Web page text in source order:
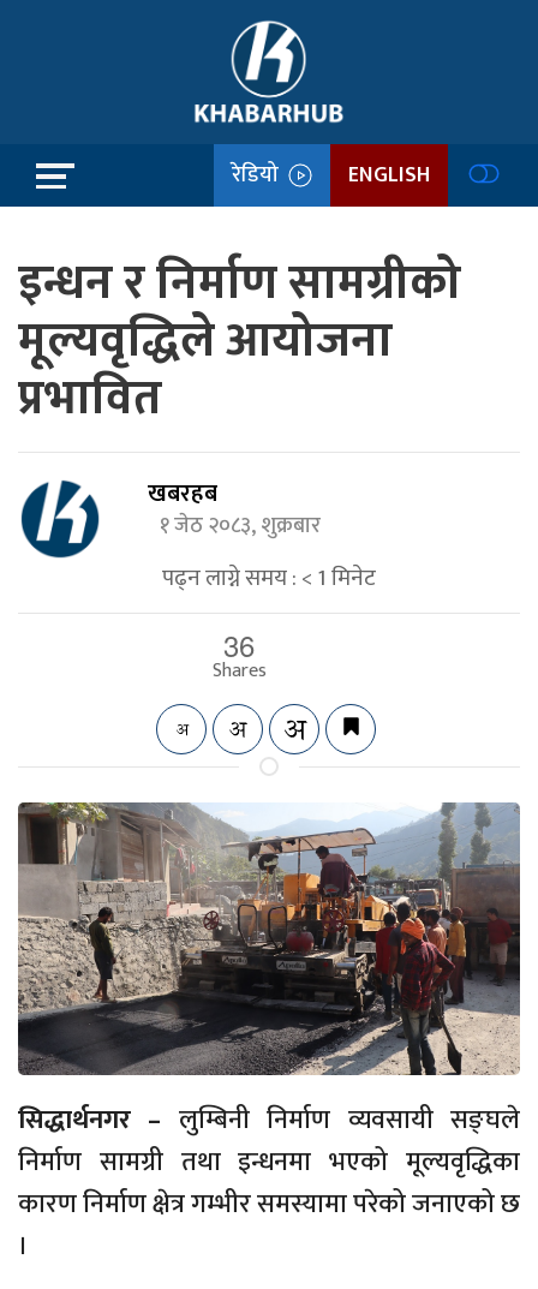
रेडियो ENGLISH
इन्धन र निर्माण सामग्रीको
मूल्यवृद्धिले आयोजना
प्रभावित
खबरहब
१ जेठ २०८३, शुक्रबार
पढ्न लाग्ने समय :< 1मिनेट
36
Shares
सिद्धार्थनगर – लुम्बिनी निर्माण व्यवसायी सङ्घले
निर्माण सामग्री तथा इन्धनमा भएको मूल्यवृद्धिका
कारण निर्माण क्षेत्र गम्भीर समस्यामा परेको जनाएको छ
।